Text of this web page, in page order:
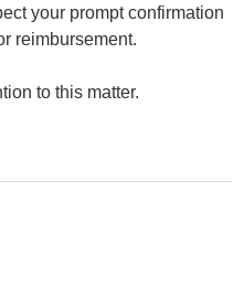
your prompt confirmation
reimbursement.
to this matter.